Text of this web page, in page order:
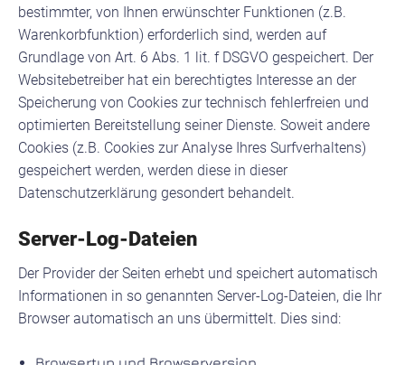
bestimmter, von Ihnen erwünschter Funktionen (z.B.
Warenkorbfunktion) erforderlich sind, werden auf
Grundlage von Art. 6 Abs. 1 lit. f DSGVO gespeichert. Der
Websitebetreiber hat ein berechtigtes Interesse an der
Speicherung von Cookies zur technisch fehlerfreien und
optimierten Bereitstellung seiner Dienste. Soweit andere
Cookies (z.B. Cookies zur Analyse Ihres Surfverhaltens)
gespeichert werden, werden diese in dieser
Datenschutzerklärung gesondert behandelt.
Server-Log-Dateien
Der Provider der Seiten erhebt und speichert automatisch
Informationen in so genannten Server-Log-Dateien, die Ihr
Browser automatisch an uns übermittelt. Dies sind: